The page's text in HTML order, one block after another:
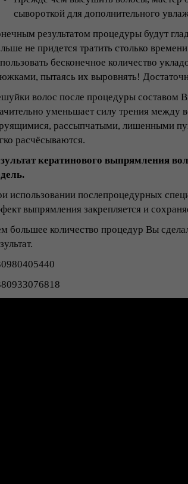
сывороткой для дополнительного
результатом процедуры будут
не придется тратить столько
бесконечное количество
пытаясь их выровнять!
волос после процедуры составом
уменьшает силу трения между
рассыпчатыми, лишенными
расчёсываются.
кератинового выпрямления
использовании послепроцедурных
выпрямления закрепляется и
большее количество процедур Вы